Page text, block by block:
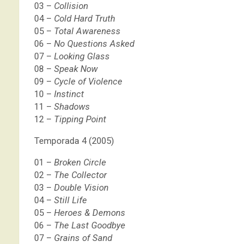
03 – Collision
04 – Cold Hard Truth
05 – Total Awareness
06 – No Questions Asked
07 – Looking Glass
08 – Speak Now
09 – Cycle of Violence
10 – Instinct
11 – Shadows
12 – Tipping Point
Temporada 4 (2005)
01 – Broken Circle
02 – The Collector
03 – Double Vision
04 – Still Life
05 – Heroes & Demons
06 – The Last Goodbye
07 – Grains of Sand